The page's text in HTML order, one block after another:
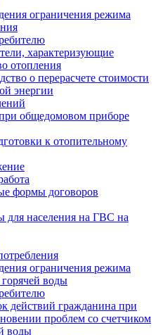
ограничения режима
характеризующие
отопления
о перерасчете стоимости
энергии
общедомовом приборе
к отопительному
формы договоров
для населения на ГВС на
ограничения режима
воды
действий гражданина при
проблем со счетчиком
воды